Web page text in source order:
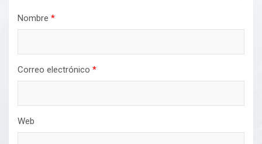
Nombre *
Correo electrónico *
Web